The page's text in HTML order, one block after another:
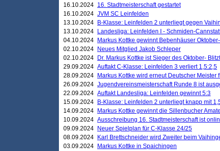
16.10.2024 16. Stadtmeisterschaft gestartet
16.10.2024 JVM SC Leinfelden
13.10.2024
B-Klasse: Leinfelden 2 unterliegt gegen
13.10.2024
Landesliga: Leinfelden I - Schmiden-
04.10.2024
Markus Kottke gewinnt Bebenhäuser
02.10.2024
Neues Mitglied Jakob Schleper
02.10.2024
Dr. Markus Kottke ist Sieger des Oktober-
29.09.2024 Auftakt C-Klasse: Leinfelden 3 verliert 1,5:2,5
28.09.2024
Markus Kottke wird erneut Deutscher Meister
26.09.2024 Jugendvereinsmeisterschaft Runde 8 ist
22.09.2024 Auftakt Landesliga: Leinfelden gewinnt 5:3
15.09.2024
B-Klasse: Leinfelden 2 unterliegt knapp mit
14.09.2024
Markus Kottke gewinnt die Sillenbucher
10.09.2024 Ausschreibung 16. Stadtmeisterschaft ist
09.09.2024
Neuer Spielplan für C-Klasse 24/25
08.09.2024
Karl Brettschneider wird Zweiter beim
03.09.2024
Markus Kottke in Spaichingen